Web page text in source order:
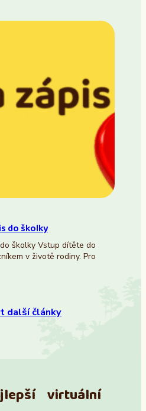
do školky
školky Vstup dítěte do
v životě rodiny. Pro
další články
virtuální